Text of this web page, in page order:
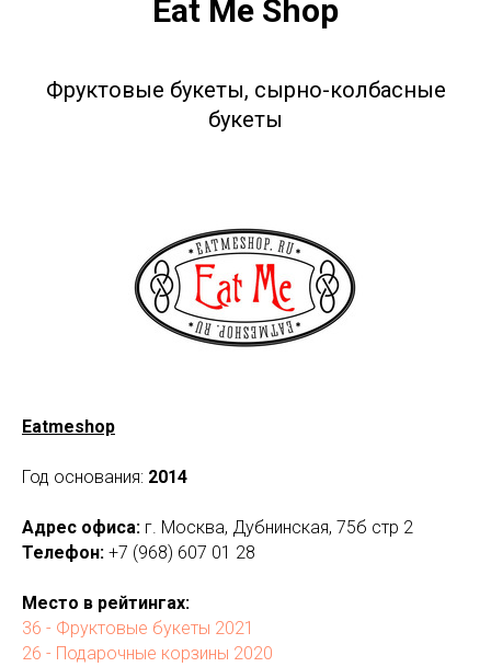
Eat Me Shop
Фруктовые букеты, сырно-колбасные
букеты
Eatmeshop
Год основания: 2014
Адрес офиса: г. Москва, Дубнинская, 75б стр 2
Телефон: +7 (968) 607 01 28
Место в рейтингах:
36 - Фруктовые букеты 2021
26 - Подарочные корзины 2020